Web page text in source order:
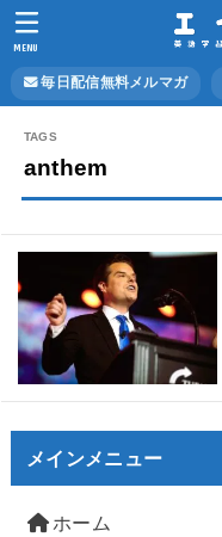
毎日配信無料メルマガ
MENU
anthem
メインメニュー
ホーム